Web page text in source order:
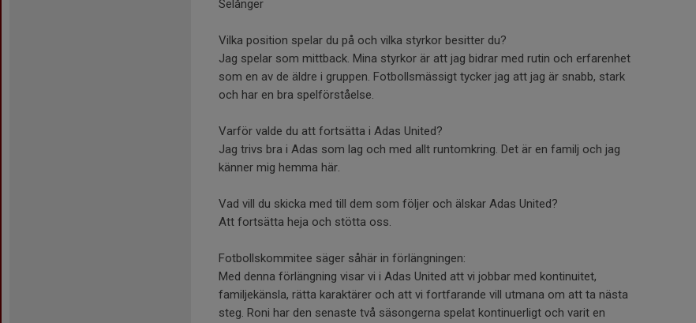
Selånger
Vilka position spelar du på och vilka styrkor besitter du?
Jag spelar som mittback. Mina styrkor är att jag bidrar med rutin och erfarenhet
som en av de äldre i gruppen. Fotbollsmässigt tycker jag att jag är snabb, stark
och har en bra spelförståelse.
Varför valde du att fortsätta i Adas United?
Jag trivs bra i Adas som lag och med allt runtomkring. Det är en familj och jag
känner mig hemma här.
Vad vill du skicka med till dem som följer och älskar Adas United?
Att fortsätta heja och stötta oss.
Fotbollskommitee säger såhär in förlängningen:
Med denna förlängning visar vi i Adas United att vi jobbar med kontinuitet,
familjekänsla, rätta karaktärer och att vi fortfarande vill utmana om att ta nästa
steg. Roni har den senaste två säsongerna spelat kontinuerligt och varit en